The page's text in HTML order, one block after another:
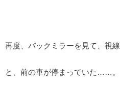
再度、バックミラーを見て、視線
と、前の車が停まっていた……。